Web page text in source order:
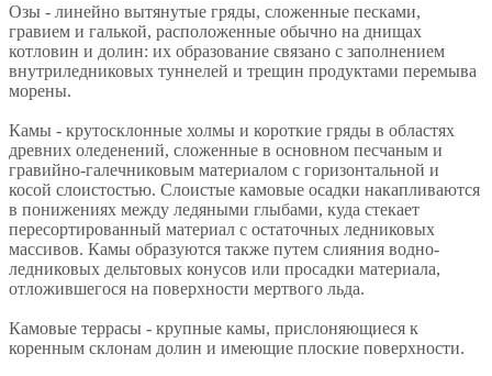
Озы - линейно вытянутые гряды, сложенные песками,
гравием и галькой, расположенные обычно на днищах
котловин и долин: их образование связано с заполнением
внутриледниковых туннелей и трещин продуктами перемыва
морены.
Камы - крутосклонные холмы и короткие гряды в областях
древних оледенений, сложенные в основном песчаным и
гравийно-галечниковым материалом с горизонтальной и
косой слоистостью. Слоистые камовые осадки накапливаются
в понижениях между ледяными глыбами, куда стекает
пересортированный материал с остаточных ледниковых
массивов. Камы образуются также путем слияния водно-
ледниковых дельтовых конусов или просадки материала,
отложившегося на поверхности мертвого льда.
Камовые террасы - крупные камы, прислоняющиеся к
коренным склонам долин и имеющие плоские поверхности.